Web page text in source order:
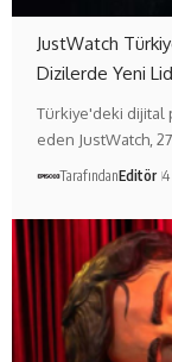
JustWatch
Dizilerde Yeni
Türkiye'deki dijital
eden JustWatch,
TarafındanEditör